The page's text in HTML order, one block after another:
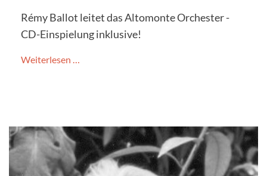
Rémy Ballot leitet das Altomonte Orchester -
CD-Einspielung inklusive!
Weiterlesen …